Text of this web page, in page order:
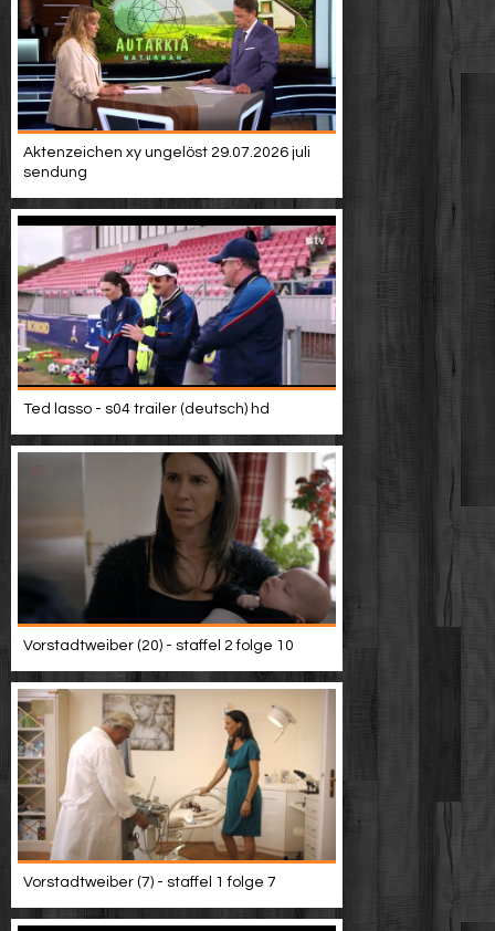
Aktenzeichen xy ungelöst 29.07.2026 juli
sendung
Ted lasso - s04 trailer (deutsch) hd
Vorstadtweiber (20) - staffel 2 folge 10
Vorstadtweiber (7) - staffel 1 folge 7